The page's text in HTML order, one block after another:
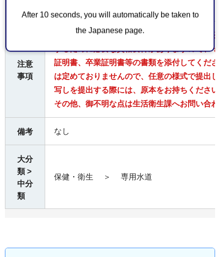
After 10 seconds, you will automatically be taken to
the Japanese page.
注意
事項
専用水道では、水道技術管理者を1人以上選
するために必要な資格要件がありますので、
証明書、卒業証明書等の書類を添付してくだ
は定めておりませんので、任意の様式で提出
写しを提出する際には、原本をお持ちくださ
その他、御不明な点は生活衛生課へお問い合
備考 なし
大分
類 >
中分
類
保健・衛生 ＞ 専用水道